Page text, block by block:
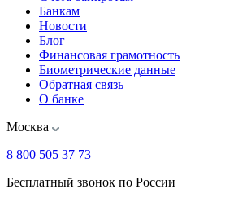
Банкам
Новости
Блог
Финансовая грамотность
Биометрические данные
Обратная связь
О банке
Москва
8 800 505 37 73
Бесплатный звонок по России